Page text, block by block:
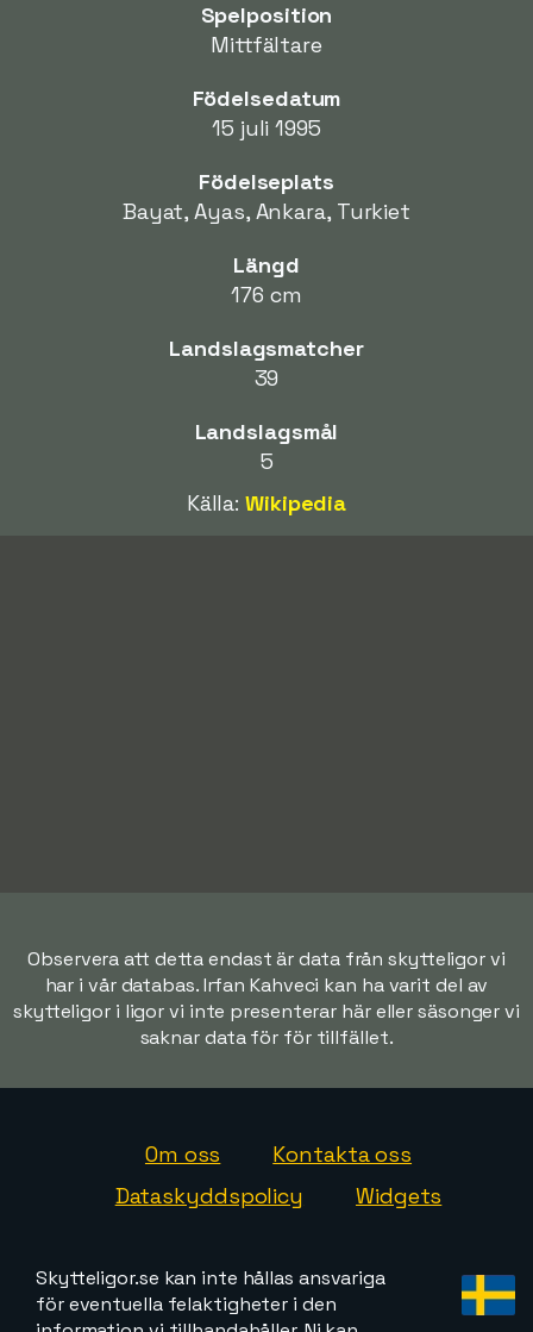
Spelposition
Mittfältare
Födelsedatum
15 juli 1995
Födelseplats
Bayat, Ayas, Ankara, Turkiet
Längd
176 cm
Landslagsmatcher
39
Landslagsmål
5
Källa:Wikipedia
Observera att detta endast är data från skytteligor vi
har i vår databas. Irfan Kahveci kan ha varit del av
skytteligor i ligor vi inte presenterar här eller säsonger vi
saknar data för för tillfället.
Om oss
Kontakta oss
Dataskyddspolicy
Widgets
Skytteligor.se kan inte hållas ansvariga
för eventuella felaktigheter i den